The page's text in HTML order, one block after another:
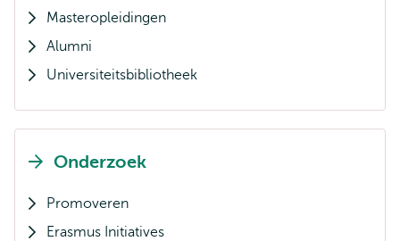
Masteropleidingen
Alumni
Universiteitsbibliotheek
Onderzoek
Promoveren
Erasmus Initiatives